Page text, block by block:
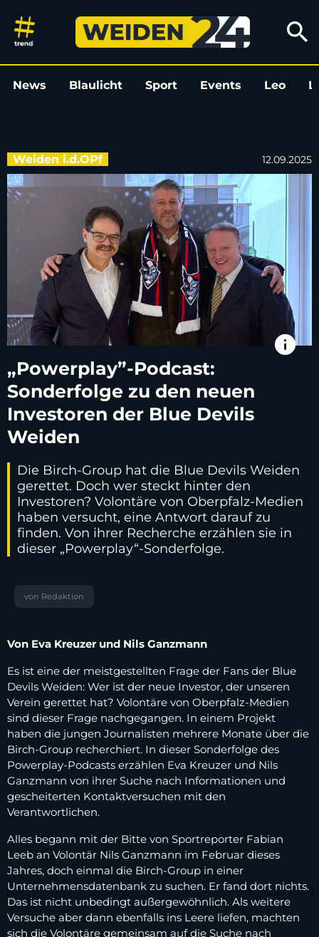
„Powerplay”-Podcast:
search
News Blaulicht Sport Events Leo
Weiden i.d.OPf 12.09.2025
info
„Powerplay”-Podcast:
Sonderfolge zu den neuen
Investoren der Blue Devils
Weiden
Die Birch-Group hat die Blue Devils Weiden
gerettet. Doch wer steckt hinter den
Investoren? Volontäre von Oberpfalz-Medien
haben versucht, eine Antwort darauf zu
finden. Von ihrer Recherche erzählen sie in
dieser „Powerplay“-Sonderfolge.
von Redaktion
Von Eva Kreuzer und Nils Ganzmann
Es ist eine der meistgestellten Frage der Fans der Blue
Devils Weiden: Wer ist der neue Investor, der unseren
Verein gerettet hat? Volontäre von Oberpfalz-Medien
sind dieser Frage nachgegangen. In einem Projekt
haben die jungen Journalisten mehrere Monate über die
Birch-Group recherchiert. In dieser Sonderfolge des
Powerplay-Podcasts erzählen Eva Kreuzer und Nils
Ganzmann von ihrer Suche nach Informationen und
gescheiterten Kontaktversuchen mit den
Verantwortlichen.
Alles begann mit der Bitte von Sportreporter Fabian
Leeb an Volontär Nils Ganzmann im Februar dieses
Jahres, doch einmal die Birch-Group in einer
Unternehmensdatenbank zu suchen. Er fand dort nichts.
Das ist nicht unbedingt außergewöhnlich. Als weitere
Versuche aber dann ebenfalls ins Leere liefen, machten
sich die Volontäre gemeinsam auf die Suche nach